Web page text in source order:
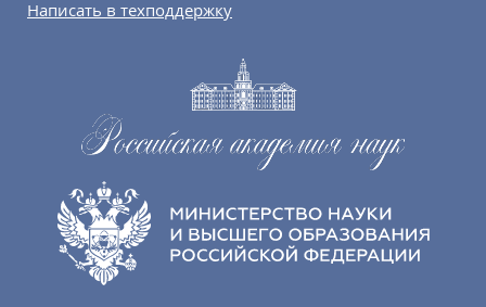
Написать в техподдержку